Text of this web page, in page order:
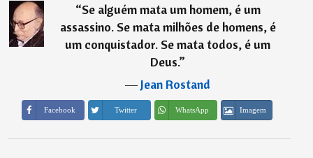
“Se alguém mata um homem, é um
assassino. Se mata milhões de homens, é
um conquistador. Se mata todos, é um
Deus.”
―Jean Rostand
Facebook Twitter WhatsApp Imagem